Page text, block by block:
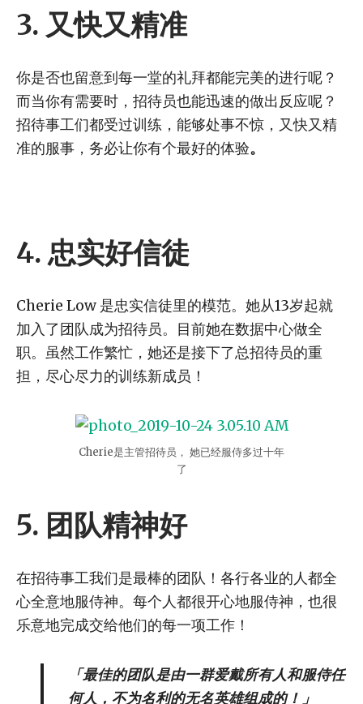
3. 又快又精准
你是否也留意到每一堂的礼拜都能完美的进行呢？
而当你有需要时，招待员也能迅速的做出反应呢？
招待事工们都受过训练，能够处事不惊，又快又精
准的服事，务必让你有个最好的体验。
4. 忠实好信徒
Cherie Low 是忠实信徒里的模范。她从13岁起就
加入了团队成为招待员。目前她在数据中心做全
职。虽然工作繁忙，她还是接下了总招待员的重
担，尽心尽力的训练新成员！
Cherie是主管招待员， 她已经服侍多过十年
了
5. 团队精神好
在招待事工我们是最棒的团队！各行各业的人都全
心全意地服侍神。每个人都很开心地服侍神，也很
乐意地完成交给他们的每一项工作！
「最佳的团队是由一群爱戴所有人和服侍任
何人，不为名利的无名英雄组成的！」